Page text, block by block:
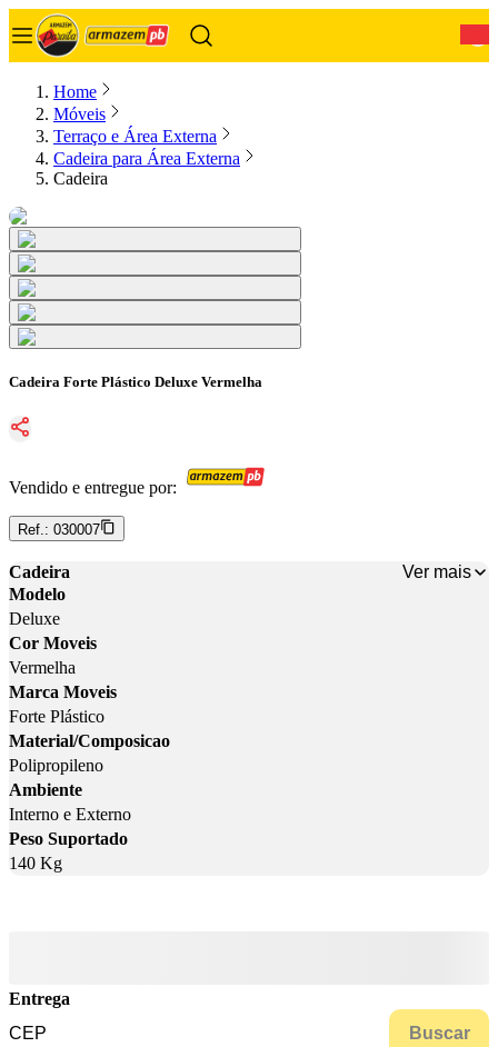
Home
Móveis
Terraço e Área Externa
Cadeira para Área Externa
Cadeira
Cadeira Forte Plástico Deluxe Vermelha
Vendido e entregue por:
Ref.: 030007
Cadeira
Ver mais
Modelo
Deluxe
Cor Moveis
Vermelha
Marca Moveis
Forte Plástico
Material/Composicao
Polipropileno
Ambiente
Interno e Externo
Peso Suportado
140 Kg
Entrega
Buscar